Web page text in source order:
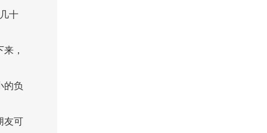
十
，
的负
友可